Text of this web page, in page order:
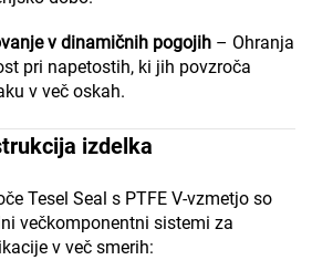
v dinamičnih pogojih – Ohranja
pri napetostih, ki jih povzroča
v več oskah.
izdelka
Tesel Seal s PTFE V-vzmetjo so
večkomponentni sistemi za
v več smerih: